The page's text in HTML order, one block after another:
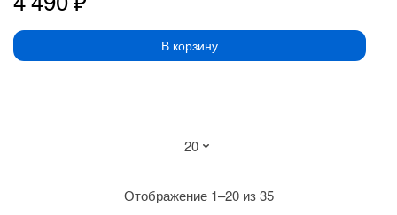
В корзину
Отображение 1–20 из 35Сортировка: